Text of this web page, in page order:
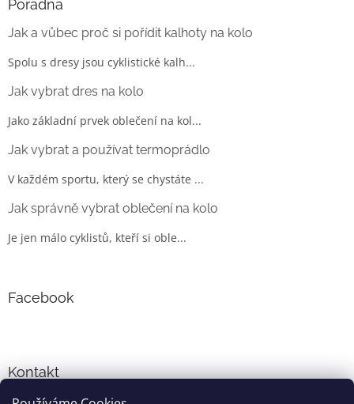
Poradna
Jak a vůbec proč si pořídit kalhoty na kolo
Spolu s dresy jsou cyklistické kalh...
Jak vybrat dres na kolo
Jako základní prvek oblečení na kol...
Jak vybrat a používat termoprádlo
V každém sportu, který se chystáte ...
Jak správně vybrat oblečení na kolo
Je jen málo cyklistů, kteří si oble...
Facebook
Kontakt